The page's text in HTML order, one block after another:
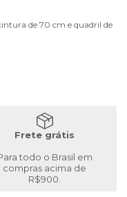
de 70 cm e quadril de
Frete grátis
todo o Brasil em
compras acima de
R$900.